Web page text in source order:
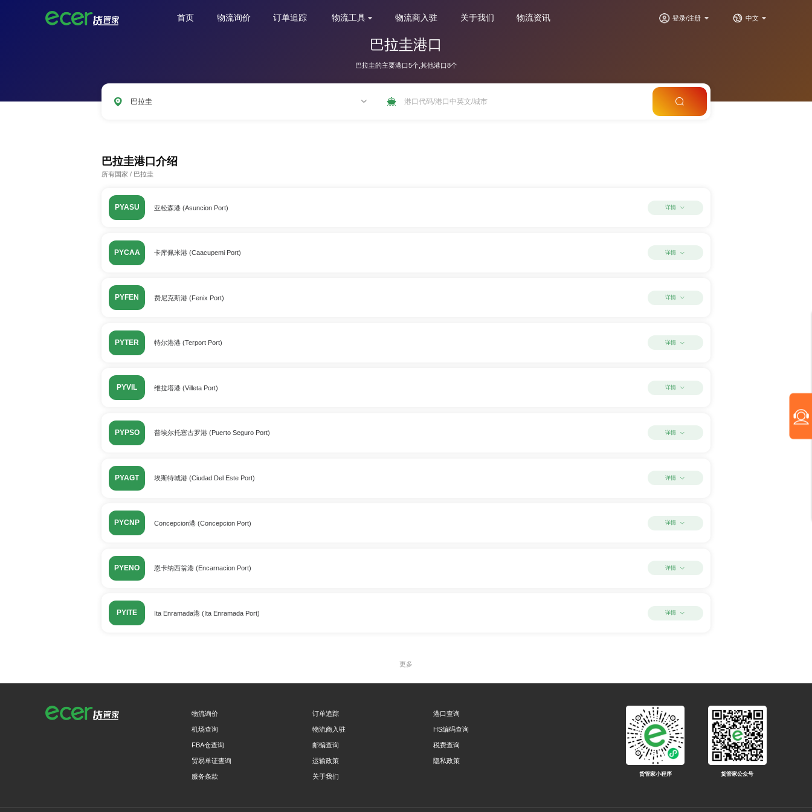
首页 物流询价 订单追踪 物流工具 物流商入驻 关于我们 物流资讯 登录/注册 中文
巴拉圭港口
巴拉圭的主要港口5个,其他港口8个
巴拉圭
巴拉圭港口介绍
所有国家 / 巴拉圭
PYASU 亚松森港 (Asuncion Port) 详情
PYCAA 卡库佩米港 (Caacupemi Port) 详情
PYFEN 费尼克斯港 (Fenix Port) 详情
PYTER 特尔港港 (Terport Port) 详情
PYVIL 维拉塔港 (Villeta Port) 详情
PYPSO 普埃尔托塞古罗港 (Puerto Seguro Port) 详情
PYAGT 埃斯特城港 (Ciudad Del Este Port) 详情
PYCNP Concepcion港 (Concepcion Port) 详情
PYENO 恩卡纳西翁港 (Encarnacion Port) 详情
PYITE Ita Enramada港 (Ita Enramada Port) 详情
更多
物流询价 订单追踪 港口查询
机场查询 物流商入驻 HS编码查询
FBA仓查询 邮编查询 税费查询
贸易单证查询 运输政策 隐私政策
服务条款 关于我们 货管家小程序 货管家公众号